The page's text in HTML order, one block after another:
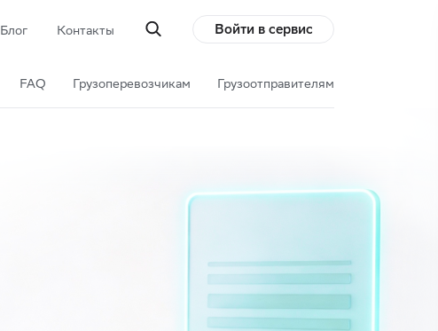
Блог Контакты Войти в сервис
FAQ Грузоперевозчикам Грузоотправителям